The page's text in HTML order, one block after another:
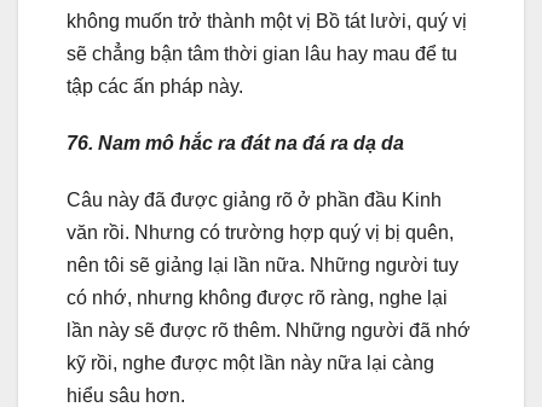
không muốn trở thành một vị Bồ tát lười, quý vị
sẽ chẳng bận tâm thời gian lâu hay mau để tu
tập các ấn pháp này.
76. Nam mô hắc ra đát na đá ra dạ da
Câu này đã được giảng rõ ở phần đầu Kinh
văn rồi. Nhưng có trường hợp quý vị bị quên,
nên tôi sẽ giảng lại lần nữa. Những người tuy
có nhớ, nhưng không được rõ ràng, nghe lại
lần này sẽ được rõ thêm. Những người đã nhớ
kỹ rồi, nghe được một lần này nữa lại càng
hiểu sâu hơn.